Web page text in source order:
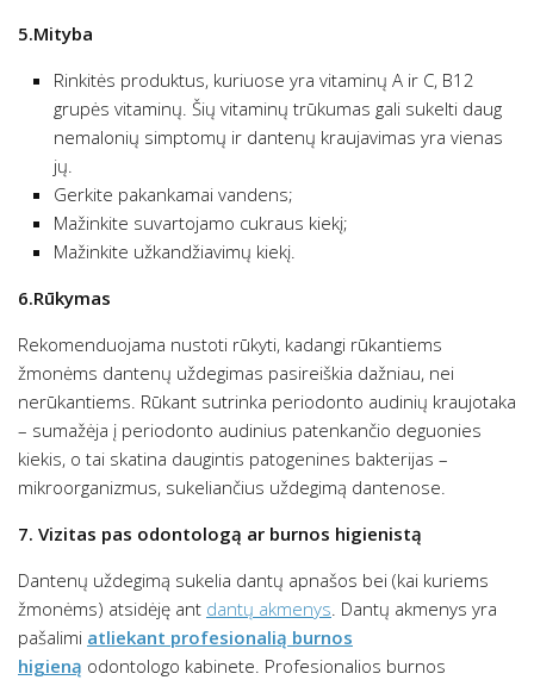
5.Mityba
Rinkitės produktus, kuriuose yra vitaminų A ir C, B12
grupės vitaminų. Šių vitaminų trūkumas gali sukelti daug
nemalonių simptomų ir dantenų kraujavimas yra vienas
jų.
Gerkite pakankamai vandens;
Mažinkite suvartojamo cukraus kiekį;
Mažinkite užkandžiavimų kiekį.
6.Rūkymas
Rekomenduojama nustoti rūkyti, kadangi rūkantiems
žmonėms dantenų uždegimas pasireiškia dažniau, nei
nerūkantiems. Rūkant sutrinka periodonto audinių kraujotaka
– sumažėja į periodonto audinius patenkančio deguonies
kiekis, o tai skatina daugintis patogenines bakterijas –
mikroorganizmus, sukeliančius uždegimą dantenose.
7. Vizitas pas odontologą ar burnos higienistą
Dantenų uždegimą sukelia dantų apnašos bei (kai kuriems
žmonėms) atsidėję ant dantų akmenys . Dantų akmenys yra
pašalimi atliekant profesionalią burnos
higieną odontologo kabinete. Profesionalios burnos